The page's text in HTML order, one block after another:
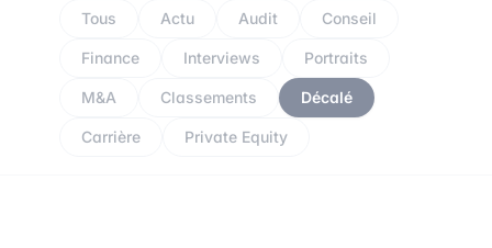
Tous Actu Audit Conseil
Finance Interviews Portraits
M&A Classements Décalé
Carrière Private Equity